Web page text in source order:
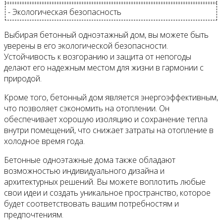
- Экологическая безопасность
Выбирая бетонный одноэтажный дом, вы можете быть
уверены в его экологической безопасности.
Устойчивость к возгоранию и защита от непогоды
делают его надежным местом для жизни в гармонии с
природой.
Кроме того, бетонный дом является энергоэффективным,
что позволяет сэкономить на отоплении. Он
обеспечивает хорошую изоляцию и сохранение тепла
внутри помещений, что снижает затраты на отопление в
холодное время года.
Бетонные одноэтажные дома также обладают
возможностью индивидуального дизайна и
архитектурных решений. Вы можете воплотить любые
свои идеи и создать уникальное пространство, которое
будет соответствовать вашим потребностям и
предпочтениям.